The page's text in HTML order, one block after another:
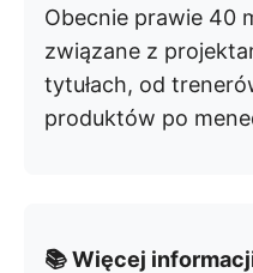
Obecnie prawie 40
związane z
tytułach, od
produktów po
📚 Więcej